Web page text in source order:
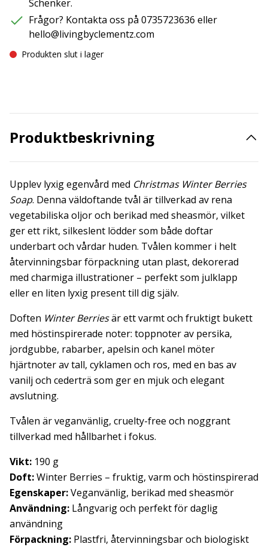
Schenker.
Frågor? Kontakta oss på 0735723636 eller
hello@livingbyclementz.com
Produkten slut i lager
Produktbeskrivning
Upplev lyxig egenvård med Christmas Winter Berries
Soap. Denna väldoftande tvål är tillverkad av rena
vegetabiliska oljor och berikad med sheasmör, vilket
ger ett rikt, silkeslent lödder som både doftar
underbart och vårdar huden. Tvålen kommer i helt
återvinningsbar förpackning utan plast, dekorerad
med charmiga illustrationer – perfekt som julklapp
eller en liten lyxig present till dig själv.
Doften Winter Berriesär ett varmt och fruktigt bukett
med höstinspirerade noter: toppnoter av persika,
jordgubbe, rabarber, apelsin och kanel möter
hjärtnoter av tall, cyklamen och ros, med en bas av
vanilj och cederträ som ger en mjuk och elegant
avslutning.
Tvålen är veganvänlig, cruelty-free och noggrant
tillverkad med hållbarhet i fokus.
Vikt: 190 g
Doft:Winter Berries – fruktig, varm och höstinspirerad
Egenskaper:Veganvänlig, berikad med sheasmör
Användning: Långvarig och perfekt för daglig
användning
Förpackning: Plastfri, återvinningsbar och biologiskt